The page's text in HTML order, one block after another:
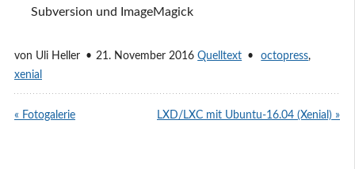
Subversion und ImageMagick
von Uli Heller 21. November 2016 Quelltext octopress,
xenial
« Fotogalerie LXD/LXC mit Ubuntu-16.04 (Xenial) »